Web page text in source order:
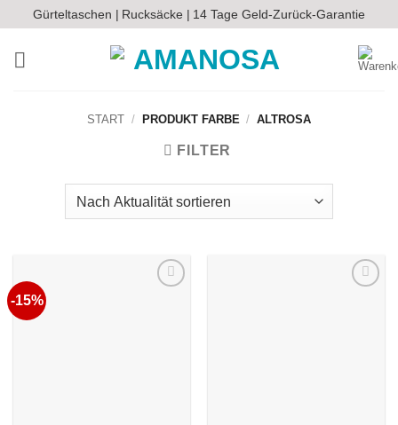
Inhalt
springen
Gürteltaschen | Rucksäcke | 14 Tage Geld-Zurück-Garantie
START / PRODUKT FARBE / ALTROSA
FILTER
-15%